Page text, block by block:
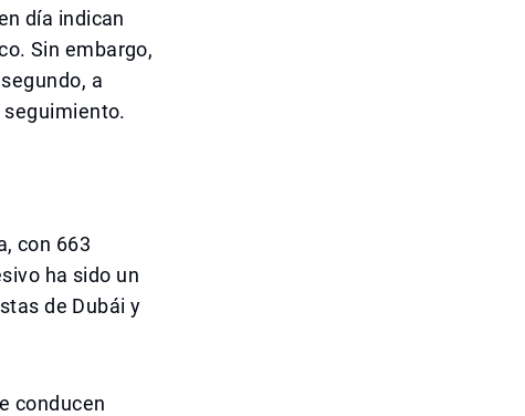
día indican
Sin embargo,
a
con 663
ha sido un
de Dubái y
conducen